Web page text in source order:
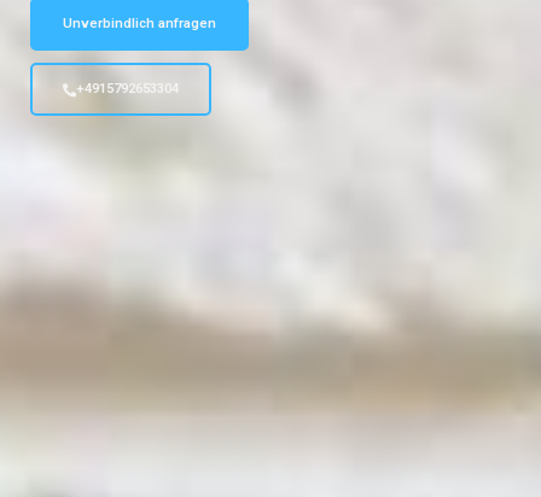
Unverbindlich anfragen
+4915792653304